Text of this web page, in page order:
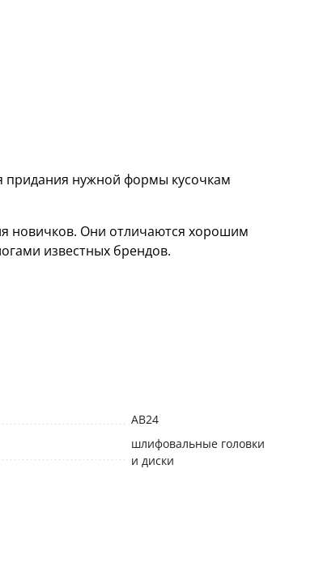
придания нужной формы кусочкам
новичков. Они отличаются хорошим
известных брендов.
АВ24
шлифовальные головки
и диски